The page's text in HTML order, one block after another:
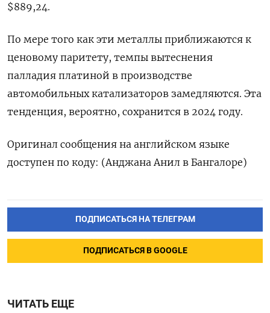
$889,24.
По мере того как эти металлы приближаются к
ценовому паритету, темпы вытеснения
палладия платиной в производстве
автомобильных катализаторов замедляются. Эта
тенденция, вероятно, сохранится в 2024 году.
Оригинал сообщения на английском языке
доступен по коду: (Анджана Анил в Бангалоре)
ПОДПИСАТЬСЯ НА ТЕЛЕГРАМ
ПОДПИСАТЬСЯ В GOOGLE
ЧИТАТЬ ЕЩЕ